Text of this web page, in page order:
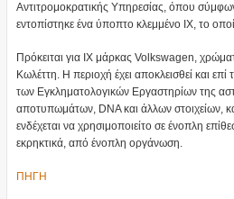
Αντιτρομοκρατικής Υπηρεσίας, όπου
εντοπίστηκε ένα ύποπτο κλεμμένο ΙΧ, το
Πρόκειται για ΙΧ μάρκας Volkswagen,
Κωλέττη. Η περιοχή έχει αποκλεισθεί και
των Εγκληματολογικών Εργαστηρίων της
αποτυπωμάτων, DNA και άλλων στοιχείων,
ενδέχεται να χρησιμοποιείτο σε ένοπλη
εκρηκτικά, από ένοπλη οργάνωση.
ΠΗΓΗ